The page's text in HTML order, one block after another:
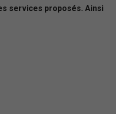
services proposés. Ainsi